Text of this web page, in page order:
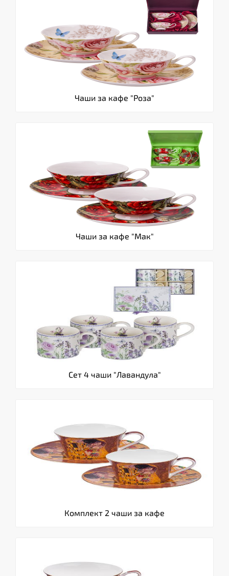
Чаши за кафе "Роза"
Чаши за кафе "Мак"
Сет 4 чаши "Лавандула"
Комплект 2 чаши за кафе